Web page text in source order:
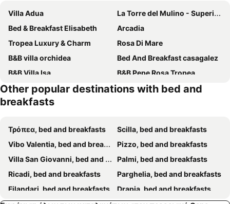
Villa Adua
La Torre del Mulino - Superior Rooms
Bed & Breakfast Elisabeth
Arcadia
Tropea Luxury & Charm
Rosa Di Mare
B&B villa orchidea
Bed And Breakfast casagalez
B&B Villa Isa
B&B Pepe Rosa Tropea
Residenza La Torre
Le Mulinare - Bed & Breakfast
Rosy And Roby
Godano Rooms
Donnaciccina Accomodation
Villa Saturno
Casolare Al Porto
La Rosa dei Venti
Other popular destinations with bed and
breakfasts
Τρόπεα, bed and breakfasts
Scilla, bed and breakfasts
Vibo Valentia, bed and breakfasts
Pizzo, bed and breakfasts
Villa San Giovanni, bed and breakfasts
Palmi, bed and breakfasts
Ricadi, bed and breakfasts
Parghelia, bed and breakfasts
Filandari, bed and breakfasts
Drapia, bed and breakfasts